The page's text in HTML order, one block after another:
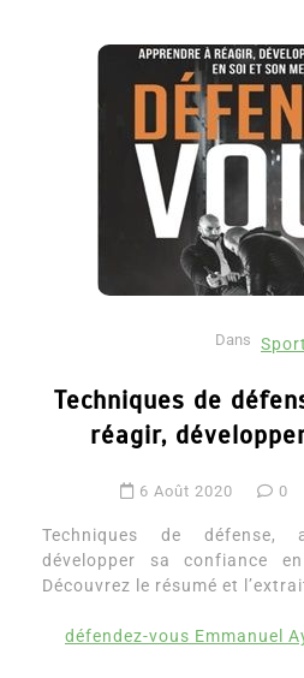
Dans Sport
Techniques de
réagir,
6 Août 2020 0
Techniques de défense,
développer sa confiance
Découvrez le résumé et
défendez-vous Emmanuel